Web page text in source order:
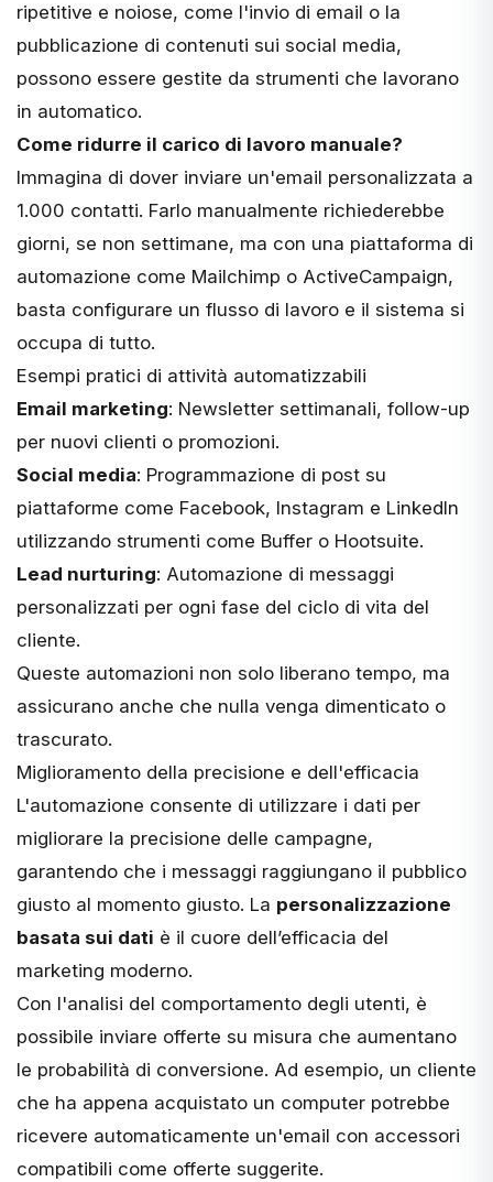
ripetitive e noiose, come l'invio di email o la
pubblicazione di contenuti sui social media,
possono essere gestite da strumenti che lavorano
in automatico.
Come ridurre il carico di lavoro manuale?
Immagina di dover inviare un'email personalizzata a
1.000 contatti. Farlo manualmente richiederebbe
giorni, se non settimane, ma con una piattaforma di
automazione come Mailchimp o ActiveCampaign,
basta configurare un flusso di lavoro e il sistema si
occupa di tutto.
Esempi pratici di attività automatizzabili
Email marketing: Newsletter settimanali, follow-up
per nuovi clienti o promozioni.
Social media: Programmazione di post su
piattaforme come Facebook, Instagram e LinkedIn
utilizzando strumenti come Buffer o Hootsuite.
Lead nurturing: Automazione di messaggi
personalizzati per ogni fase del ciclo di vita del
cliente.
Queste automazioni non solo liberano tempo, ma
assicurano anche che nulla venga dimenticato o
trascurato.
Miglioramento della precisione e dell'efficacia
L'automazione consente di utilizzare i dati per
migliorare la precisione delle campagne,
garantendo che i messaggi raggiungano il pubblico
giusto al momento giusto. La personalizzazione
basata sui dati è il cuore dell’efficacia del
marketing moderno.
Con l'analisi del comportamento degli utenti, è
possibile inviare offerte su misura che aumentano
le probabilità di conversione. Ad esempio, un cliente
che ha appena acquistato un computer potrebbe
ricevere automaticamente un'email con accessori
compatibili come offerte suggerite.